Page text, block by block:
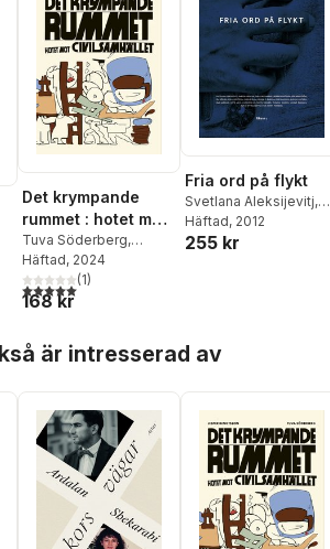
antal röster:
Det krympande
rummet : hotet mot
civilsamhället
Tuva Söderberg,
Jesper Bengtsson
Häftad, 2024
5,0utav 5 stjärnor. Totalt antal röster:
(1)
168 kr
Fria ord på flykt
Svetlana Aleksijevitj,
Parvin Ardalan
Bayrakdar
Cato Lein
Rtveliashvili
Jenny
Tunedal
Häftad, 2012
255 kr
är intresserad av